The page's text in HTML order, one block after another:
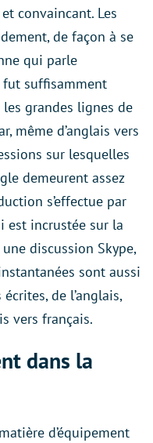
convaincant. Les
de façon à se
qui parle
fut suffisamment
grandes lignes de
même d’anglais vers
sur lesquelles
demeurent assez
s’effectue par
est incrustée sur la
discussion Skype,
sont aussi
de l’anglais,
vers français.
dans la
d’équipement